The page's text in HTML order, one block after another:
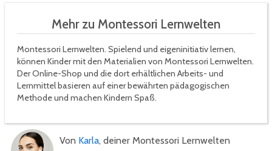
Mehr zu Montessori Lernwelten
Montessori Lernwelten. Spielend und eigeninitiativ lernen,
können Kinder mit den Materialien von Montessori Lernwelten.
Der Online-Shop und die dort erhältlichen Arbeits- und
Lernmittel basieren auf einer bewährten pädagogischen
Methode und machen Kindern Spaß.
Von Karla, deiner Montessori Lernwelten